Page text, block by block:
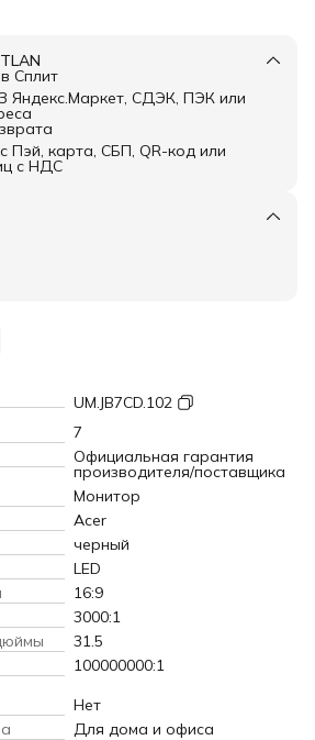
Сплит
Яндекс.Маркет, СДЭК, ПЭК или
Пэй, карта, СБП, QR-код или
с НДС
UM.JB7CD.102
7
Официальная гарантия
производителя/поставщика
Монитор
Acer
черный
LED
16:9
3000:1
31.5
100000000:1
Нет
Для дома и офиса